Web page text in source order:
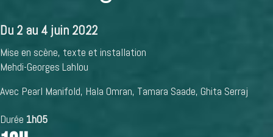
Du 2 au 4 juin 2022
Mise en scène, texte et installation
Mehdi-Georges Lahlou
Avec Pearl Manifold, Hala Omran, Tamara Saade, Ghita Serraj
Durée 1h05